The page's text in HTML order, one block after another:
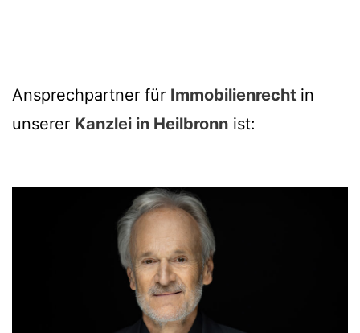
Ansprechpartner für Immobilienrecht in
unserer Kanzlei in Heilbronn ist: